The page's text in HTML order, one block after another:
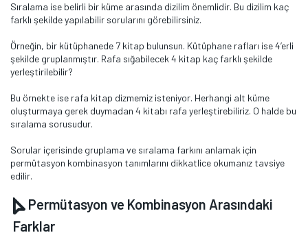
Sıralama ise belirli bir küme arasında dizilim önemlidir. Bu dizilim kaç
farklı şekilde yapılabilir sorularını görebilirsiniz.
Örneğin, bir kütüphanede 7 kitap bulunsun. Kütüphane rafları ise 4’erli
şekilde gruplanmıştır. Rafa sığabilecek 4 kitap kaç farklı şekilde
yerleştirilebilir?
Bu örnekte ise rafa kitap dizmemiz isteniyor. Herhangi alt küme
oluşturmaya gerek duymadan 4 kitabı rafa yerleştirebiliriz. O halde bu
sıralama sorusudur.
Sorular içerisinde gruplama ve sıralama farkını anlamak için
permütasyon kombinasyon tanımlarını dikkatlice okumanız tavsiye
edilir.
Permütasyon ve Kombinasyon Arasındaki
Farklar